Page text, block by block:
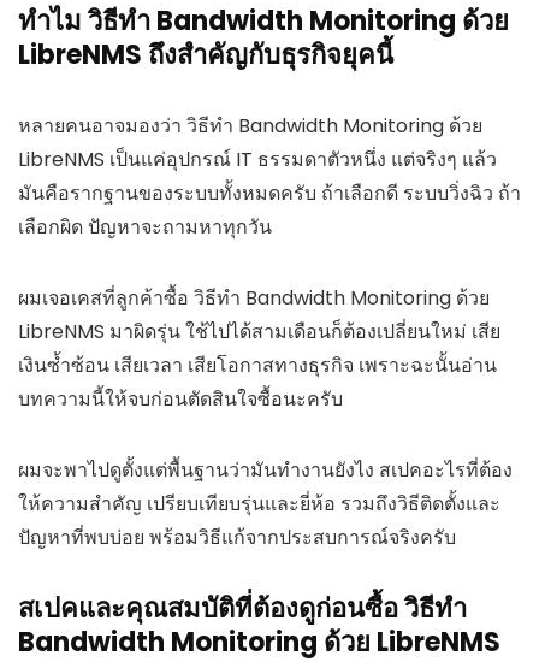
ทำไม วิธีทำ Bandwidth Monitoring ด้วย
LibreNMS ถึงสำคัญกับธุรกิจยุคนี้
หลายคนอาจมองว่า วิธีทำ Bandwidth Monitoring ด้วย
LibreNMS เป็นแค่อุปกรณ์ IT ธรรมดาตัวหนึ่ง แต่จริงๆ แล้ว
มันคือรากฐานของระบบทั้งหมดครับ ถ้าเลือกดี ระบบวิ่งฉิว ถ้า
เลือกผิด ปัญหาจะถามหาทุกวัน
ผมเจอเคสที่ลูกค้าซื้อ วิธีทำ Bandwidth Monitoring ด้วย
LibreNMS มาผิดรุ่น ใช้ไปได้สามเดือนก็ต้องเปลี่ยนใหม่ เสีย
เงินซ้ำซ้อน เสียเวลา เสียโอกาสทางธุรกิจ เพราะฉะนั้นอ่าน
บทความนี้ให้จบก่อนตัดสินใจซื้อนะครับ
ผมจะพาไปดูตั้งแต่พื้นฐานว่ามันทำงานยังไง สเปคอะไรที่ต้อง
ให้ความสำคัญ เปรียบเทียบรุ่นและยี่ห้อ รวมถึงวิธีติดตั้งและ
ปัญหาที่พบบ่อย พร้อมวิธีแก้จากประสบการณ์จริงครับ
สเปคและคุณสมบัติที่ต้องดูก่อนซื้อ วิธีทำ
Bandwidth Monitoring ด้วย LibreNMS